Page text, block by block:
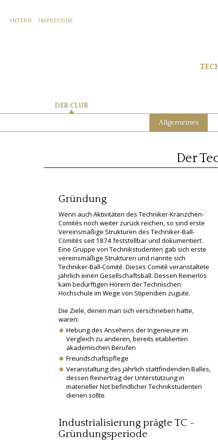
INTERN IMPRESSUM
DER CLUB
Allgemeines
Der
Gründung
Wenn auch Aktivitäten des Techniker-Kränzchen-
Comités noch weiter zurück reichen, so sind erste
Vereinsmäßige Strukturen des Techniker-Ball-
Comités seit 1874 feststellbar und dokumentiert.
Eine Gruppe von Technikstudenten gab sich erste
vereinsmäßige Strukturen und nannte sich
Techniker-Ball-Comité. Dieses Comité veranstaltete
jährlich einen Gesellschaftsball. Dessen Reinerlös
kam bedürftigen Hörern der Technischen
Hochschule im Wege von Stipendien zugute.
Die Ziele, denen man sich verschrieben hatte,
waren:
Hebung des Ansehens der Ingenieure im
Vergleich zu anderen, bereits etablierten
akademischen Berufen
Freundschaftspflege
Veranstaltung des jährlich stattfindenden Balles,
dessen Reinertrag der Unterstützung in
materieller Not befindlicher Technikstudenten
dienen sollte.
Industrialisierung prägte TC -
Gründungsperiode